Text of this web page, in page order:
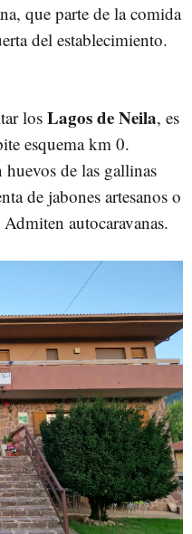
que parte de la comida
del establecimiento.
los LagosdeNeila, es
esquema km 0.
de las gallinas
de jabones artesanos o
autocaravanas.